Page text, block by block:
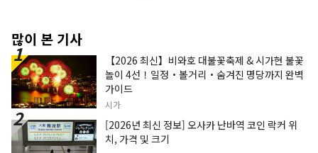
많이 본 기사
【2026 최신】비와호 대불꽃축제 & 시가현 불꽃
놀이 4선！일정・볼거리・숨겨진 명당까지 완벽
가이드
시가
[2026년 최신 정보] 오사카 난바역 코인 락커 위
치, 가격 및 크기